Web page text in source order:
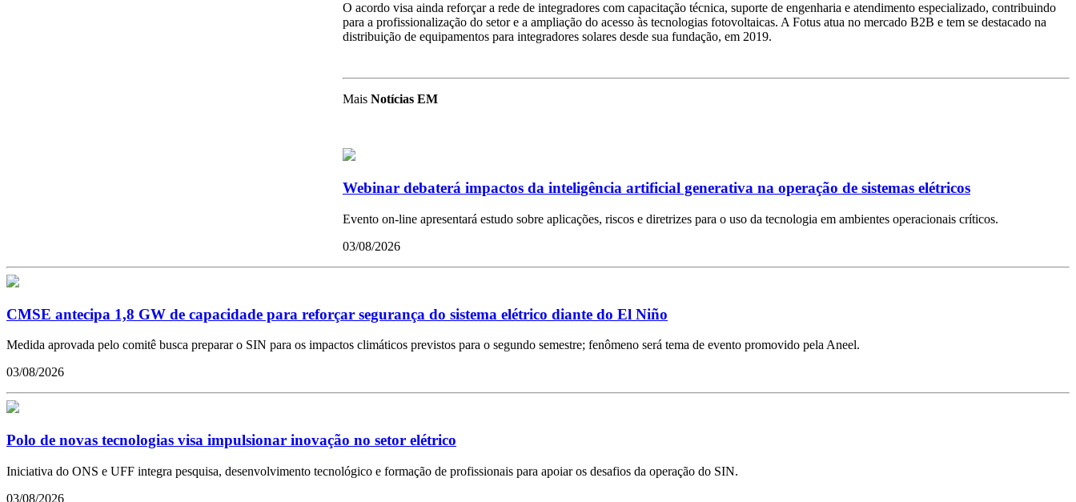
O acordo visa ainda reforçar a rede de integradores com capacitação técnica, suporte de engenharia e atendimento especializado, contribuindo
para a profissionalização do setor e a ampliação do acesso às tecnologias fotovoltaicas. A Fotus atua no mercado B2B e tem se destacado na
distribuição de equipamentos para integradores solares desde sua fundação, em 2019.
Mais Notícias EM
Webinar debaterá impactos da inteligência artificial generativa na operação de sistemas elétricos
Evento on-line apresentará estudo sobre aplicações, riscos e diretrizes para o uso da tecnologia em ambientes operacionais críticos.
03/08/2026
CMSE antecipa 1,8 GW de capacidade para reforçar segurança do sistema elétrico diante do El Niño
Medida aprovada pelo comitê busca preparar o SIN para os impactos climáticos previstos para o segundo semestre; fenômeno será tema de evento promovido pela Aneel.
03/08/2026
Polo de novas tecnologias visa impulsionar inovação no setor elétrico
Iniciativa do ONS e UFF integra pesquisa, desenvolvimento tecnológico e formação de profissionais para apoiar os desafios da operação do SIN.
03/08/2026